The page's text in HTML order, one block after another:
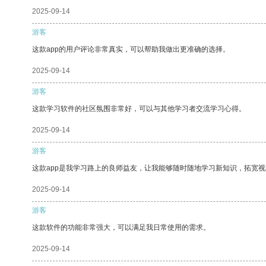
2025-09-14
游客
这款app的用户评论非常真实，可以帮助我做出更准确的选择。
2025-09-14
游客
这款学习软件的社区氛围非常好，可以与其他学习者交流学习心得。
2025-09-14
游客
这款app是我学习路上的良师益友，让我能够随时随地学习新知识，拓宽
2025-09-14
游客
这款软件的功能非常强大，可以满足我日常使用的需求。
2025-09-14